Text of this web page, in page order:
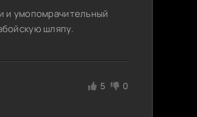
и умопомрачительный
шляпу.
5 0